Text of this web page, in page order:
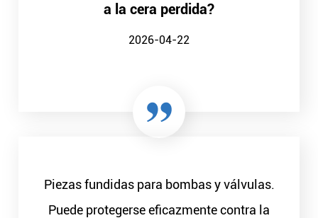
a la cera perdida?
2026-04-22
Piezas fundidas para bombas y válvulas.
Puede protegerse eficazmente contra la